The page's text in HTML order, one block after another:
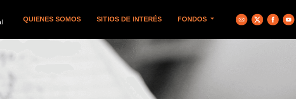
QUIENES SOMOS SITIOS DE INTERÉS FONDOS